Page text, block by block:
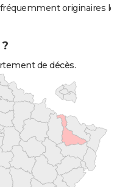
originaires
de décès.